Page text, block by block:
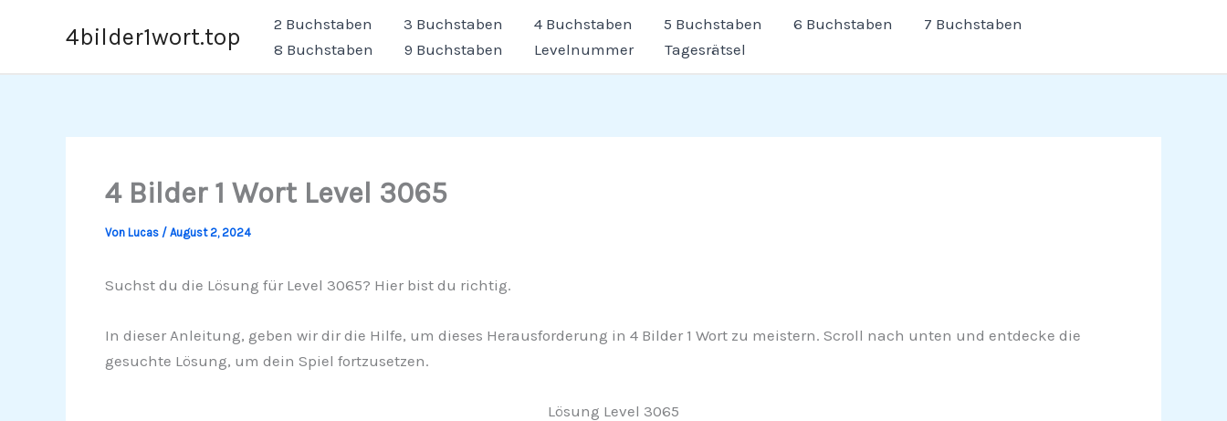
4bilder1wort.top 2 Buchstaben 3 Buchstaben 4 Buchstaben 5 Buchstaben 6 Buchstaben
7 Buchstaben
8 Buchstaben
9 Buchstaben Levelnummer Tagesrätsel
4 Bilder 1 Wort Level 3065
Von Lucas / August 2, 2024
Suchst du die Lösung für Level 3065? Hier bist du richtig.
In dieser Anleitung, geben wir dir die Hilfe, um dieses Herausforderung in 4 Bilder 1 Wort zu meistern. Scroll nach unten und entdecke die
gesuchte Lösung, um dein Spiel fortzusetzen.
Lösung Level 3065